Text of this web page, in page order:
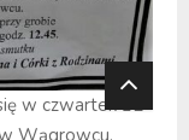
w czwartek 12
Wągrowcu.